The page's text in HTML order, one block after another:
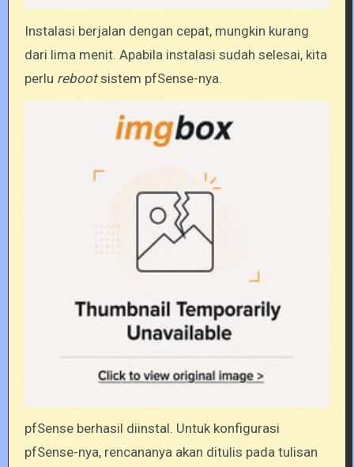
Instalasi berjalan dengan cepat, mungkin kurang
dari lima menit. Apabila instalasi sudah selesai, kita
perlu rebootsistem pfSense-nya.
pfSense berhasil diinstal. Untuk konfigurasi
pfSense-nya, rencananya akan ditulis pada tulisan